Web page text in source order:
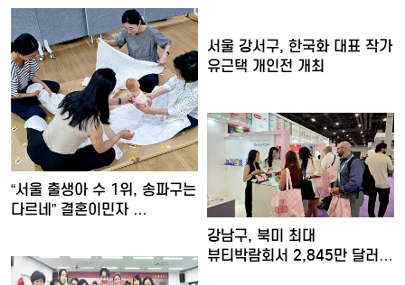
“서울 출생아 수 1위, 송파구는
다르네” 결혼이민자 …
서울 강서구, 한국화 대표 작가
유근택 개인전 개최
강남구, 북미 최대
뷰티박람회서 2,845만 달러